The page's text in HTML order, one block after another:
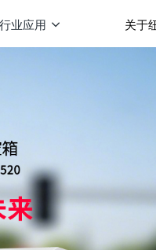
行业应用 关于